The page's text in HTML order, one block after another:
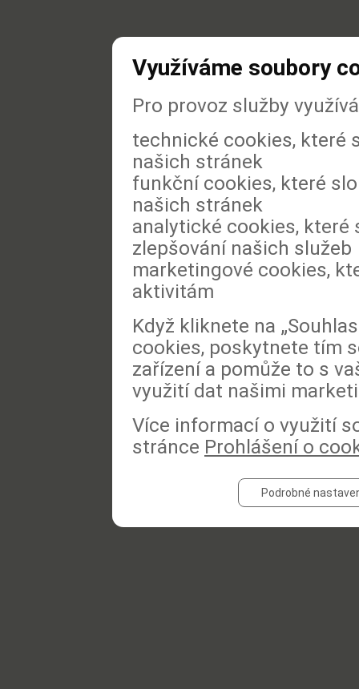
Využíváme soubory
Pro provoz služby
technické cookies, které
našich stránek
funkční cookies, které
našich stránek
analytické cookies, které
zlepšování našich služeb
marketingové cookies,
aktivitám
Když kliknete na
cookies, poskytnete tím
zařízení a pomůže to s
využití dat našimi
Více informací o využití
stránce Prohlášení o
Podrobné